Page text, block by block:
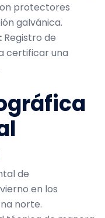
protectores
galvánica.
Registro de
certificar una
de
en los
norte.